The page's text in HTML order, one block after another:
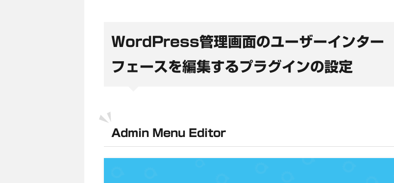
WordPress管理画面のユーザーインター
フェースを編集するプラグインの設定
Admin Menu Editor